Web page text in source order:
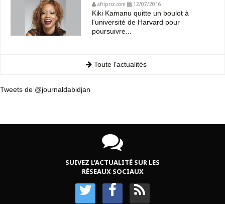
afripriz.com 12/07/2016
Kiki Kamanu quitte un boulot à
l'université de Harvard pour
poursuivre...
Toute l'actualités
Tweets de @journaldabidjan
SUIVEZ L’ACTUALITÉ SUR LES
RÉSEAUX SOCIAUX